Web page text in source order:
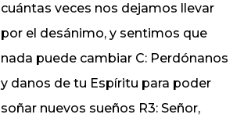
cuántas veces nos dejamos llevar
por el desánimo, y sentimos que
nada puede cambiar C: Perdónanos
y danos de tu Espíritu para poder
soñar nuevos sueños R3: Señor,